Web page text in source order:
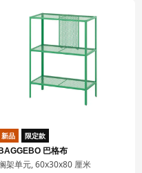
厘米
公斤
新品
限定款
BAGGEBO 巴格布
架单元, 60x30x80 厘米